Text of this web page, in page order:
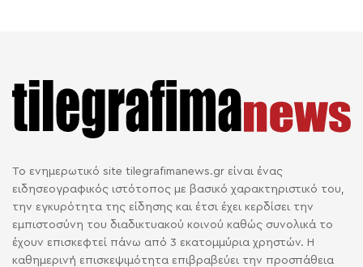
Το ενημερωτικό site tilegrafimanews.gr είναι ένας
ειδησεογραφικός ιστότοπος με βασικό χαρακτηριστικό του,
την εγκυρότητα της είδησης και έτσι έχει κερδίσει την
εμπιστοσύνη του διαδικτυακού κοινού καθώς συνολικά το
έχουν επισκεφτεί πάνω από 3 εκατομμύρια χρηστών. Η
καθημερινή επισκεψιμότητα επιβραβεύει την προσπάθεια